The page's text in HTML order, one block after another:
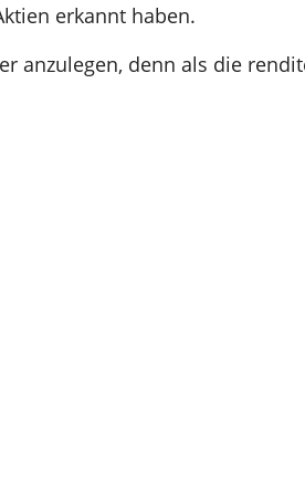
erkannt haben.
anzulegen, denn als die